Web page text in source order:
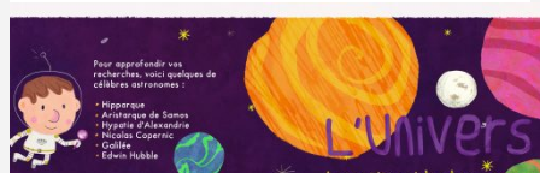
en
déambulation
avec
Solange"